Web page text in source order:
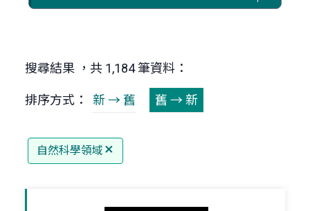
搜尋結果 ，共 1,184 筆資料：
排序方式： 新 → 舊 舊 → 新
自然科學領域